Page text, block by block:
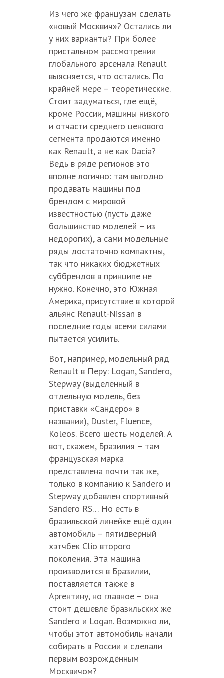
Из чего же французам сделать
«новый Москвич»? Остались ли
у них варианты? При более
пристальном рассмотрении
глобального арсенала Renault
выясняется, что остались. По
крайней мере – теоретические.
Стоит задуматься, где ещё,
кроме России, машины низкого
и отчасти среднего ценового
сегмента продаются именно
как Renault, а не как Dacia?
Ведь в ряде регионов это
вполне логично: там выгодно
продавать машины под
брендом с мировой
известностью (пусть даже
большинство моделей – из
недорогих), а сами модельные
ряды достаточно компактны,
так что никаких бюджетных
суббрендов в принципе не
нужно. Конечно, это Южная
Америка, присутствие в которой
альянс Renault-Nissan в
последние годы всеми силами
пытается усилить.
Вот, например, модельный ряд
Renault в Перу: Logan, Sandero,
Stepway (выделенный в
отдельную модель, без
приставки «Сандеро» в
названии), Duster, Fluence,
Koleos. Всего шесть моделей. А
вот, скажем, Бразилия – там
французская марка
представлена почти так же,
только в компанию к Sandero и
Stepway добавлен спортивный
Sandero RS… Но есть в
бразильской линейке ещё один
автомобиль – пятидверный
хэтчбек Clio второго
поколения. Эта машина
производится в Бразилии,
поставляется также в
Аргентину, но главное – она
стоит дешевле бразильских же
Sandero и Logan. Возможно ли,
чтобы этот автомобиль начали
собирать в России и сделали
первым возрождённым
Москвичом?